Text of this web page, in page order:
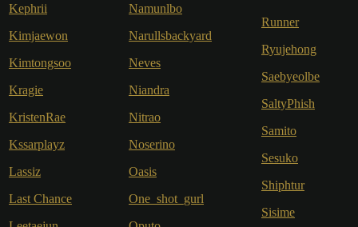
Kephrii
Kimjaewon
Kimtongsoo
Kragie
KristenRae
Kssarplayz
Lassiz
Last Chance
Namunlbo
Narullsbackyard
Neves
Niandra
Nitrao
Noserino
Oasis
One_shot_gurl
Runner
Ryujehong
Saebyeolbe
SaltyPhish
Samito
Sesuko
Shiphtur
Sisime